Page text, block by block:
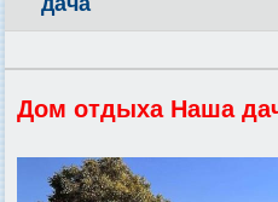
Дом отдыха Наша